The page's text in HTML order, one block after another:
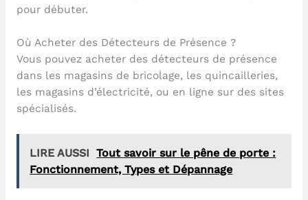
pour débuter.
Où Acheter des Détecteurs de Présence ?
Vous pouvez acheter des détecteurs de présence
dans les magasins de bricolage, les quincailleries,
les magasins d’électricité, ou en ligne sur des sites
spécialisés.
LIRE AUSSI Tout savoir sur le pêne de porte :
Fonctionnement, Types et Dépannage